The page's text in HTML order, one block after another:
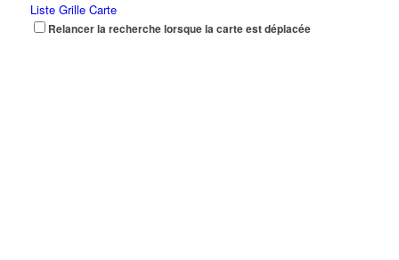
Liste Grille Carte
Relancer la recherche lorsque la carte est déplacée